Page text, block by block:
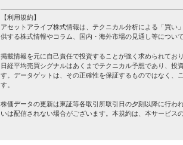
【利用規約】
アセットアライブ株式情報は、テクニカル分析による「買
供する株式情報やコラム、国内・海外市場の見通し等につい
掲載情報を元に自己責任で投資することが強く求められてお
日経平均売買シグナルはあくまでテクニカル予想であり、投
す。データゲットは、その正確性を保証するものではなく、
す。
株価データの更新は東証等各取引所取引日の夕刻以降に行わ
いは配信されない場合がございます。本規約は、本サービス